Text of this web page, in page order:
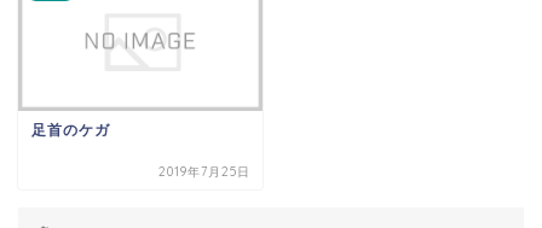
足首のケガ
2019年7月25日